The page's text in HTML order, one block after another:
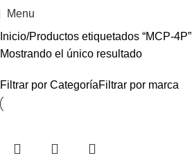
Menu
Inicio Productos etiquetados “MCP-4P”
Mostrando el único resultado
Filtrar por CategoríaFiltrar por marca